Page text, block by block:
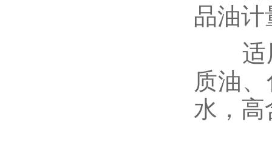
品油
适用
质油
水，高